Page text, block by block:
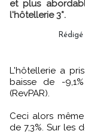
et plus
l'hôtellerie 3*.
L'hôtellerie a pris un coup de chaud en août, avec une
baisse de -
(RevPAR).
Ceci alors
de 7,3%. Sur les